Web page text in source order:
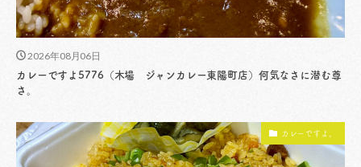
2026年08月06日
カレーですよ5776（木場 ジャンカレー東陽町店）何気なさに潜む尊
さ。
カレーですよ。